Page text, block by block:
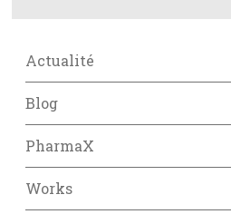
Actualité
Blog
PharmaX
Works